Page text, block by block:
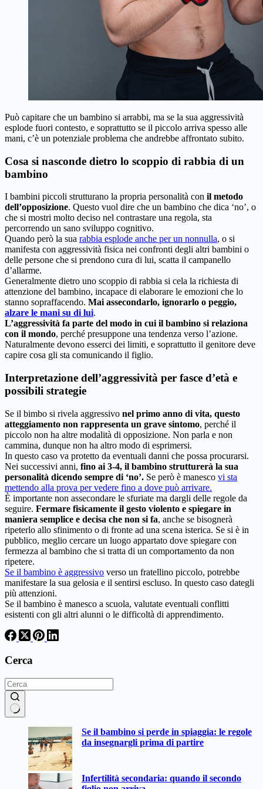
Può capitare che un bambino si arrabbi, ma se la sua aggressività
esplode fuori contesto, e soprattutto se il piccolo arriva spesso alle
mani, c’è un potenziale problema che andrebbe affrontato subito.
Cosa si nasconde dietro lo scoppio di rabbia di un
bambino
I bambini piccoli strutturano la propria personalità con il metodo
dell’opposizione. Questo vuol dire che un bambino che dica ‘no’, o
che si mostri molto deciso nel contrastare una regola, sta
percorrendo un sano sviluppo cognitivo.
Quando però la sua rabbia esplode anche per un nonnulla, o si
manifesta con aggressività fisica nei confronti degli altri bambini o
delle persone che si prendono cura di lui, scatta il campanello
d’allarme.
Generalmente dietro uno scoppio di rabbia si cela la richiesta di
attenzione del bambino, incapace di elaborare le emozioni che lo
stanno sopraffacendo. Mai assecondarlo, ignorarlo o peggio,
alzare le mani su di lui.
L’aggressività fa parte del modo in cui il bambino si relaziona
con il mondo, perché presuppone una tendenza verso l’azione.
Naturalmente devono esserci dei limiti, e soprattutto il genitore deve
capire cosa gli sta comunicando il figlio.
Interpretazione dell’aggressività per fasce d’età e
possibili strategie
Se il bimbo si rivela aggressivo nel primo anno di vita, questo
atteggiamento non rappresenta un grave sintomo, perché il
piccolo non ha altre modalità di opposizione. Non parla e non
cammina, dunque non ha altro modo di esprimersi.
In questo caso va protetto da eventuali danni che possa procurarsi.
Nei successivi anni, fino ai 3-4, il bambino strutturerà la sua
personalità dicendo sempre di ‘no’. Se però è manesco vi sta
mettendo alla prova per vedere fino a dove può arrivare.
È importante non assecondare le sfuriate ma dargli delle regole da
seguire. Fermare fisicamente il gesto violento e spiegare in
maniera semplice e decisa che non si fa, anche se bisognerà
ripeterlo allo sfinimento o di fronte ad una scena isterica. Se si è in
pubblico, meglio cercare un luogo appartato dove spiegare con
fermezza al bambino che si tratta di un comportamento da non
ripetere.
Se il bambino è aggressivo verso un fratellino piccolo, potrebbe
manifestare la sua gelosia e il sentirsi escluso. In questo caso dategli
più attenzioni.
Se il bambino è manesco a scuola, valutate eventuali conflitti
esistenti con gli altri alunni o le difficoltà di apprendimento.
Cerca
Se il bambino si perde in spiaggia: le regole
da insegnargli prima di partire
Infertilità secondaria: quando il secondo